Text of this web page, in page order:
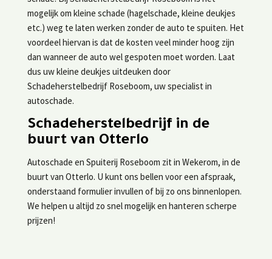
mogelijk om kleine schade (hagelschade, kleine deukjes
etc.) weg te laten werken zonder de auto te spuiten. Het
voordeel hiervan is dat de kosten veel minder hoog zijn
dan wanneer de auto wel gespoten moet worden. Laat
dus uw kleine deukjes uitdeuken door
Schadeherstelbedrijf Roseboom, uw specialist in
autoschade.
Schadeherstelbedrijf in de
buurt van Otterlo
Autoschade en Spuiterij Roseboom zit in Wekerom, in de
buurt van Otterlo. U kunt ons bellen voor een afspraak,
onderstaand formulier invullen of bij zo ons binnenlopen.
We helpen u altijd zo snel mogelijk en hanteren scherpe
prijzen!